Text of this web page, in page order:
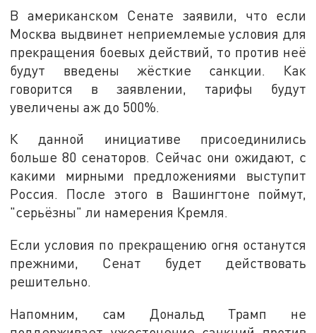
В американском Сенате заявили, что если
Москва выдвинет неприемлемые условия для
прекращения боевых действий, то против неё
будут введены жёсткие санкции. Как
говорится в заявлении, тарифы будут
увеличены аж до 500%.
К данной инициативе присоединились
больше 80 сенаторов. Сейчас они ожидают, с
какими мирными предложениями выступит
Россия. После этого в Вашингтоне поймут,
"серьёзны" ли намерения Кремля.
Если условия по прекращению огня останутся
прежними, Сенат будет действовать
решительно.
Напомним, сам Дональд Трамп не